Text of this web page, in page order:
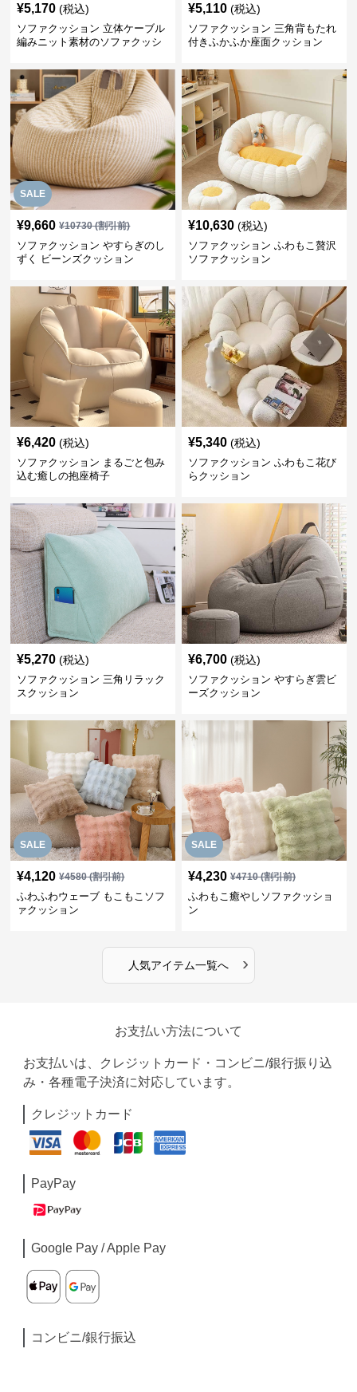
¥5,170 (税込)
ソファクッション 立体ケーブル
編みニット素材のソファクッシ
¥5,110 (税込)
ソファクッション 三角背もたれ
付きふかふか座面クッション
SALE
¥9,660 ¥10730(割引前)
ソファクッション やすらぎのし
ずく ビーンズクッション
¥10,630 (税込)
ソファクッション ふわもこ贅沢
ソファクッション
¥6,420 (税込)
ソファクッション まるごと包み
込む癒しの抱座椅子
¥5,340 (税込)
ソファクッション ふわもこ花び
らクッション
¥5,270 (税込)
ソファクッション 三角リラック
スクッション
¥6,700 (税込)
ソファクッション やすらぎ雲ビ
ーズクッション
SALE
¥4,120 ¥4580(割引前)
ふわふわウェーブ もこもこソフ
ァクッション
SALE
¥4,230 ¥4710(割引前)
ふわもこ癒やしソファクッショ
ン
人気アイテム一覧へ ›
お支払い方法について
お支払いは、クレジットカード・コンビニ/銀行振り込
み・各種電子決済に対応しています。
クレジットカード
PayPay
Google Pay / Apple Pay
コンビニ/銀行振込